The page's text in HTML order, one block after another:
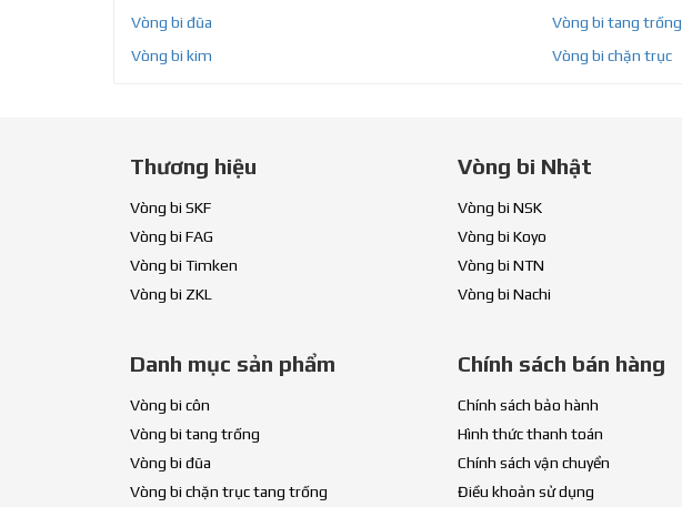
Vòng bi đũa
Vòng bi tang trống
Vòng bi kim
Vòng bi chặn trục
Thương hiệu
Vòng bi SKF
Vòng bi FAG
Vòng bi Timken
Vòng bi ZKL
Vòng bi Nhật
Vòng bi NSK
Vòng bi Koyo
Vòng bi NTN
Vòng bi Nachi
Danh mục sản phẩm
Vòng bi côn
Vòng bi tang trống
Vòng bi đũa
Vòng bi chặn trục tang trống
Chính sách bán hàng
Chính sách bảo hành
Hình thức thanh toán
Chính sách vận chuyển
Điều khoản sử dụng